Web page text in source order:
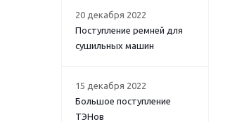
20 декабря 2022
Поступление ремней для
сушильных машин
15 декабря 2022
Большое поступление
ТЭНов